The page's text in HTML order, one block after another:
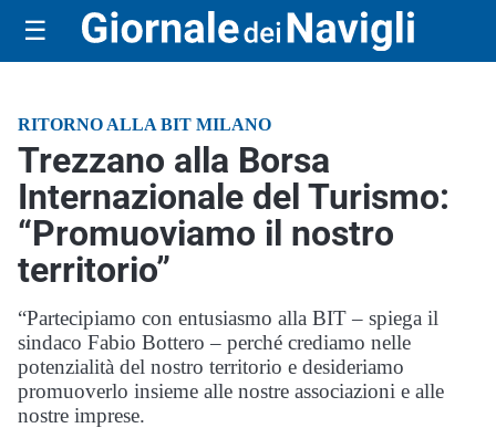
☰
RITORNO ALLA BIT MILANO
Trezzano alla Borsa
Internazionale del Turismo:
“Promuoviamo il nostro
territorio”
“Partecipiamo con entusiasmo alla BIT – spiega il
sindaco Fabio Bottero – perché crediamo nelle
potenzialità del nostro territorio e desideriamo
promuoverlo insieme alle nostre associazioni e alle
nostre imprese.